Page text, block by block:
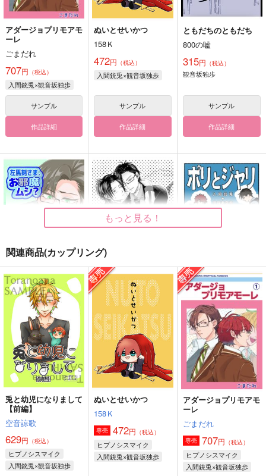
アダージョプリモアモ
ーレ
ごまだれ
707円 （税込）
入間銃兎×観音坂独歩
サンプル
作品詳細
ぬいとせいかつ
158Ｋ
472円 （税込）
入間銃兎×観音坂独歩
サンプル
作品詳細
ともだちのともだち
800の嘘
315円 （税込）
観音坂独歩
サンプル
作品詳細
左馬刻さま、お邪魔ム
シ？
kazuhira
432円（税込）
碧棺左馬刻×入間銃兎
サンプル
作品詳細
銃二恐れ知らず。
24時間睡眠。。。
165円（税込）
入間銃兎×山田二郎
サンプル
作品詳細
ポリとジャリ
西狭間
787円（税込）
入間銃兎
サンプル
作品詳細
もっと見る！
関連商品(カップリング)
兎と幼児になりまして
【前編】
空音諒歌
629円 （税込）
ヒプノシスマイク
入間銃兎×観音坂独歩
ぬいとせいかつ
158Ｋ
専売 472円 （税込）
ヒプノシスマイク
入間銃兎×観音坂独歩
アダージョプリモアモ
ーレ
ごまだれ
専売 707円 （税込）
ヒプノシスマイク
入間銃兎×観音坂独歩